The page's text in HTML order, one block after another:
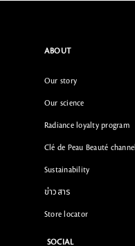
ABOUT
Our story
Our science
Radiance loyalty program
Clé de Peau Beauté channel
Sustainability
ข่าวสาร
Store locator
SOCIAL